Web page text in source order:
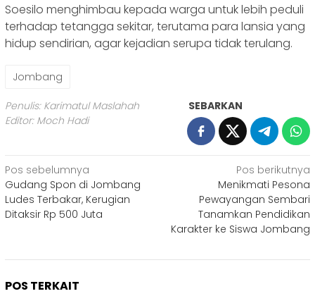
Soesilo menghimbau kepada warga untuk lebih peduli
terhadap tetangga sekitar, terutama para lansia yang
hidup sendirian, agar kejadian serupa tidak terulang.
Jombang
Penulis: Karimatul Maslahah
Editor: Moch Hadi
SEBARKAN
Navigasi
pos
Pos sebelumnya
Gudang Spon di Jombang
Ludes Terbakar, Kerugian
Ditaksir Rp 500 Juta
Pos berikutnya
Menikmati Pesona
Pewayangan Sembari
Tanamkan Pendidikan
Karakter ke Siswa Jombang
POS TERKAIT